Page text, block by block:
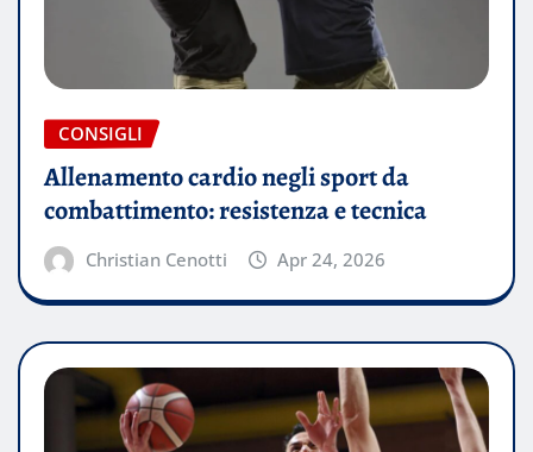
CONSIGLI
Allenamento cardio negli sport da
combattimento: resistenza e tecnica
Christian Cenotti Apr 24, 2026